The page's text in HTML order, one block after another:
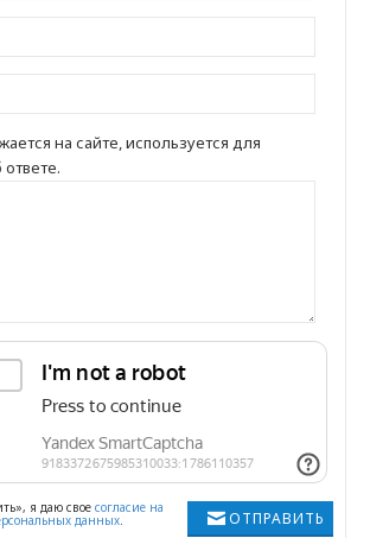
на сайте, используется для
ОТПРАВИТЬ
я даю свое согласие на
данных.